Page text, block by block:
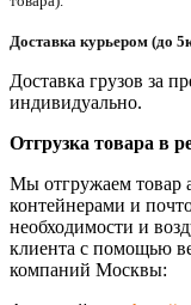
Доставка курьером (до
Доставка грузов за
индивидуально.
Отгрузка товара в
Мы отгружаем товар
контейнерами и
необходимости и
клиента с помощью
компаний Москвы: